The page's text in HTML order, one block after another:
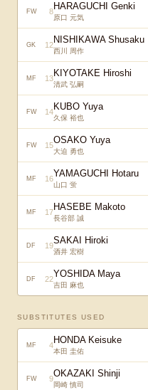
FW 8HARAGUCHI Genki
原口 元気
GK 12NISHIKAWA Shusaku
西川 周作
MF 13KIYOTAKE Hiroshi
清武 弘嗣
FW 14KUBO Yuya
久保 裕也
FW 15OSAKO Yuya
大迫 勇也
MF 16YAMAGUCHI Hotaru
山口 蛍
MF 17HASEBE Makoto
長谷部 誠
DF 19SAKAI Hiroki
酒井 宏樹
DF 22YOSHIDA Maya
吉田 麻也
SUBSTITUTES USED
MF 4HONDA Keisuke
本田 圭佑
FW 9OKAZAKI Shinji
岡崎 慎司